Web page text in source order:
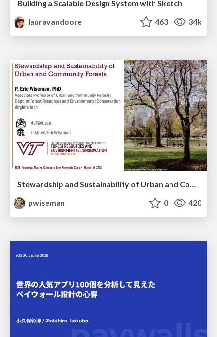
Building a Scalable Design System with Sketch
lauravandoore
463 34k
pwiseman
0 420